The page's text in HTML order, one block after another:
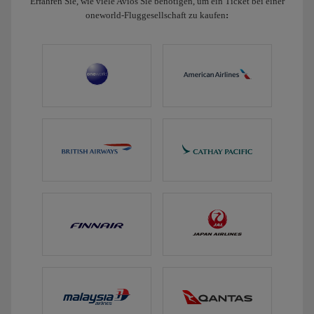
oneworld-Fluggesellschaft zu kaufen: